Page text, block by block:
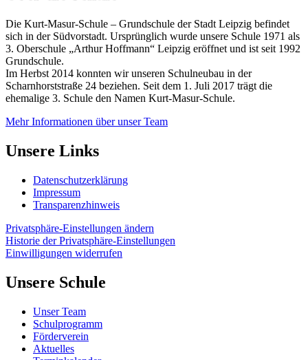
Die Kurt-Masur-Schule – Grundschule der Stadt Leipzig befindet
sich in der Südvorstadt. Ursprünglich wurde unsere Schule 1971 als
3. Oberschule „Arthur Hoffmann“ Leipzig eröffnet und ist seit 1992
Grundschule.
Im Herbst 2014 konnten wir unseren Schulneubau in der
Scharnhorststraße 24 beziehen. Seit dem 1. Juli 2017 trägt die
ehemalige 3. Schule den Namen Kurt-Masur-Schule.
Mehr Informationen über unser Team
Unsere Links
Datenschutzerklärung
Impressum
Transparenzhinweis
Privatsphäre-Einstellungen ändern
Historie der Privatsphäre-Einstellungen
Einwilligungen widerrufen
Unsere Schule
Unser Team
Schulprogramm
Förderverein
Aktuelles